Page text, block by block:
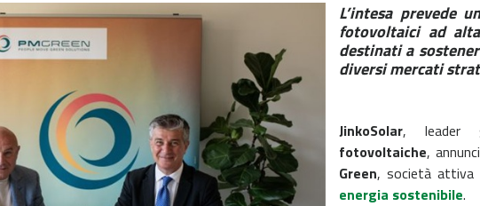
L’intesa prevede
fotovoltaici ad
destinati a
diversi mercati
JinkoSolar, leader
fotovoltaiche,
Green, società attiva
energia sostenibile.